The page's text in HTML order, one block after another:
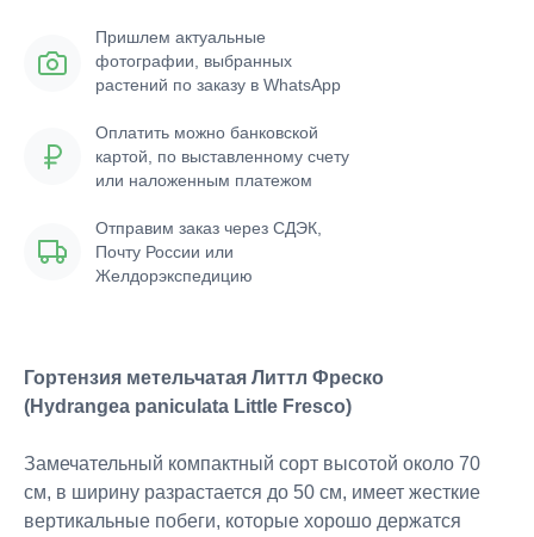
Пришлем актуальные
фотографии, выбранных
растений по заказу в WhatsApp
Отправим заказ через СДЭК,
Почту России или
Желдорэкспедицию
Оплатить можно банковской
картой, по выставленному счету
или наложенным платежом
Гортензия метельчатая Литтл Фреско
(Hydrangea paniculata Little Fresco)
Замечательный компактный сорт высотой около 70
см, в ширину разрастается до 50 см, имеет жесткие
вертикальные побеги, которые хорошо держатся